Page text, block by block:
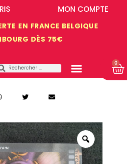
EN FRANCE BELGIQUE
DÈS 75€
MON COMPTE
0